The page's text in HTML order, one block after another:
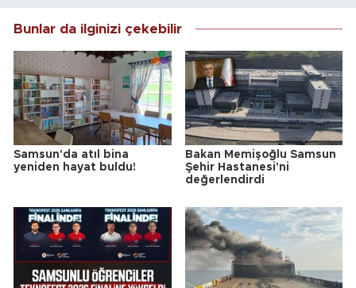
Bunlar da ilginizi çekebilir
Samsun'da atıl bina
yeniden hayat buldu!
Bakan Memişoğlu Samsun
Şehir Hastanesi'ni
değerlendirdi